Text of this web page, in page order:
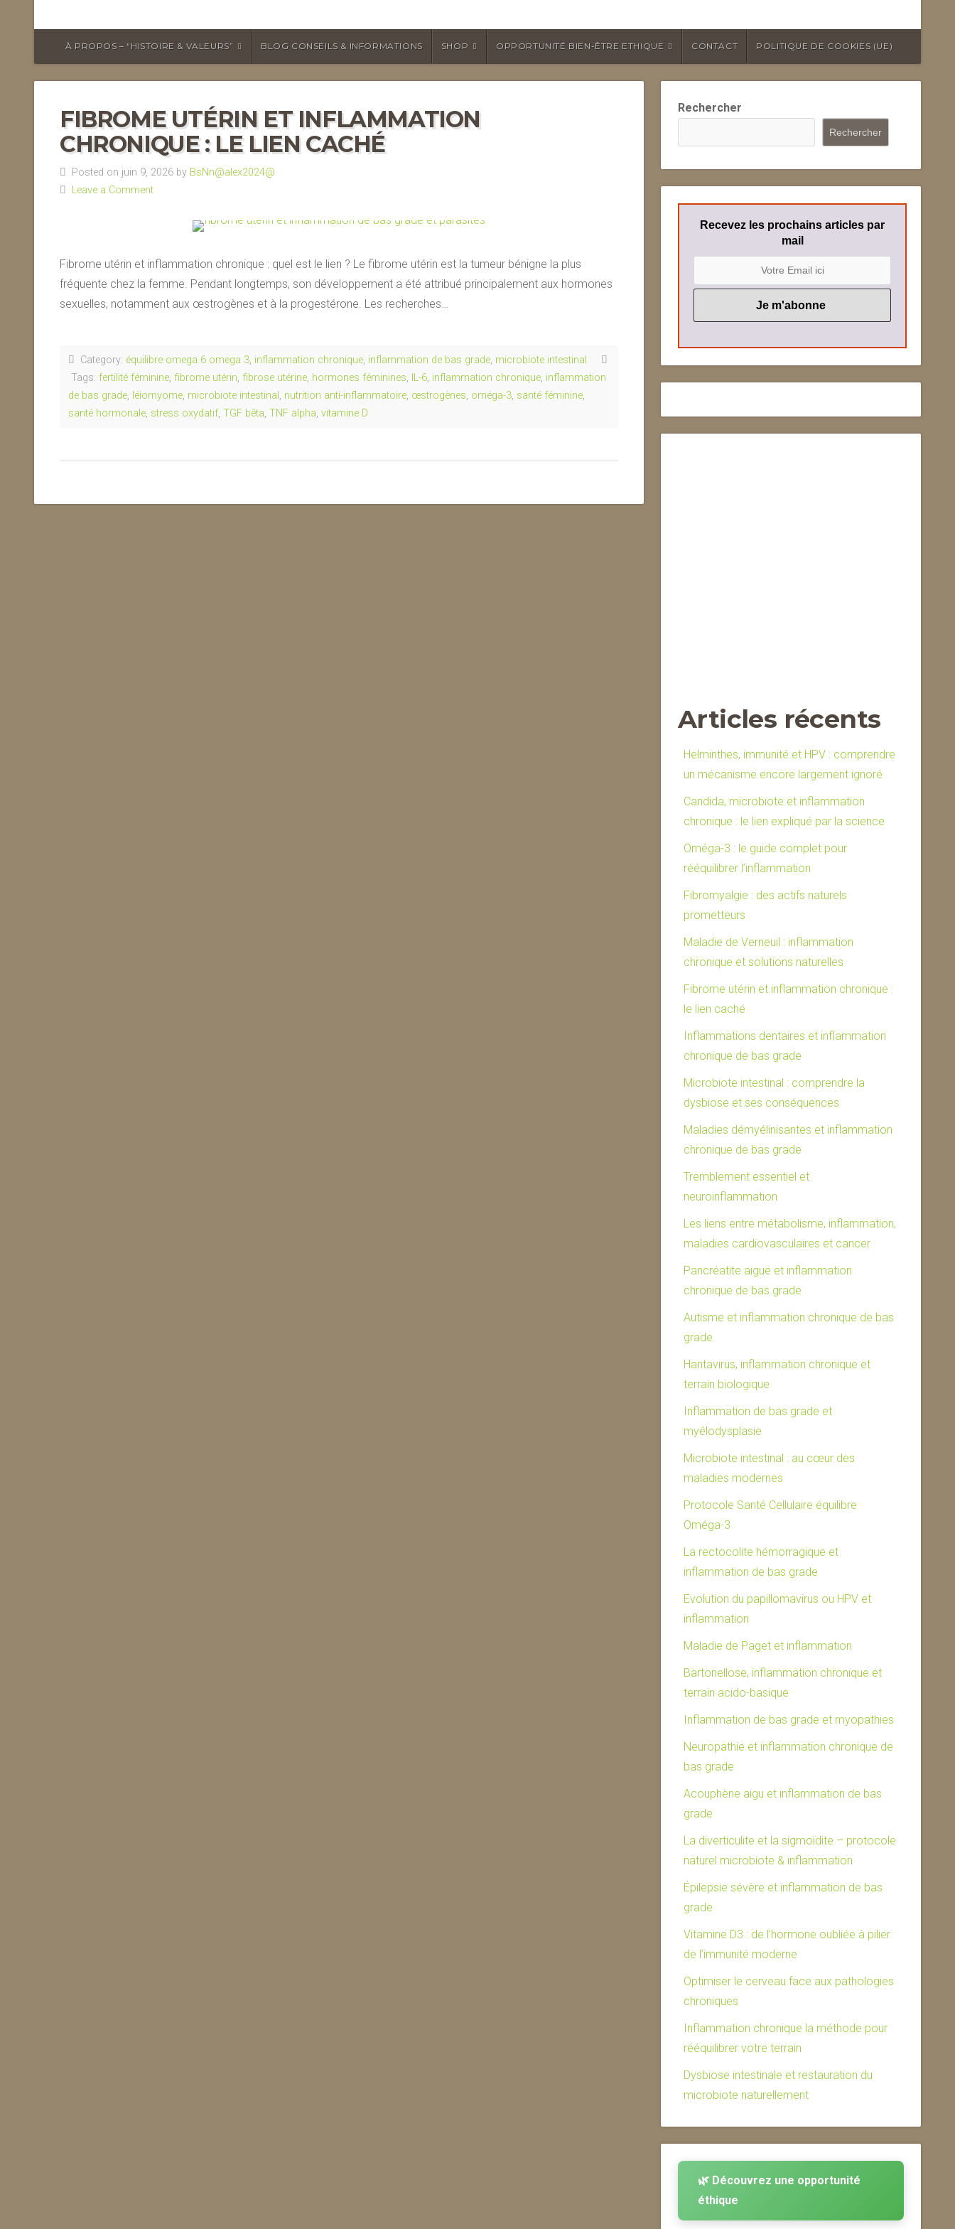
À PROPOS – “HISTOIRE & VALEURS” BLOG CONSEILS & INFORMATIONS SHOP OPPORTUNITÉ BIEN-ÊTRE ETHIQUE CONTACT POLITIQUE DE COOKIES (UE)
FIBROME UTÉRIN ET INFLAMMATION
CHRONIQUE : LE LIEN CACHÉ
Posted on juin 9, 2026 by BsNn@alex2024@
Leave a Comment
Fibrome utérin et inflammation chronique : quel est le lien ? Le fibrome utérin est la tumeur bénigne la plus
fréquente chez la femme. Pendant longtemps, son développement a été attribué principalement aux hormones
sexuelles, notamment aux œstrogènes et à la progestérone. Les recherches…
Category: équilibre omega 6 omega 3, inflammation chronique, inflammation de bas grade, microbiote intestinal
Tags: fertilité féminine, fibrome utérin, fibrose utérine, hormones féminines, IL-6, inflammation chronique, inflammation
de bas grade, léiomyome, microbiote intestinal , nutrition anti-inflammatoire, œstrogènes, oméga-3, santé féminine,
santé hormonale, stress oxydatif, TGF bêta, TNF alpha, vitamine D
Rechercher
Rechercher
Recevez les prochains articles par
mail
Articles récents
Helminthes, immunité et HPV : comprendre
un mécanisme encore largement ignoré
Candida, microbiote et inflammation
chronique : le lien expliqué par la science
Oméga-3 : le guide complet pour
rééquilibrer l’inflammation
Fibromyalgie : des actifs naturels
prometteurs
Maladie de Verneuil : inflammation
chronique et solutions naturelles
Fibrome utérin et inflammation chronique :
le lien caché
Inflammations dentaires et inflammation
chronique de bas grade
Microbiote intestinal : comprendre la
dysbiose et ses conséquences
Maladies démyélinisantes et inflammation
chronique de bas grade
Tremblement essentiel et
neuroinflammation
Les liens entre métabolisme, inflammation,
maladies cardiovasculaires et cancer
Pancréatite aiguë et inflammation
chronique de bas grade
Autisme et inflammation chronique de bas
grade
Hantavirus, inflammation chronique et
terrain biologique
Inflammation de bas grade et
myélodysplasie
Microbiote intestinal : au cœur des
maladies modernes
Protocole Santé Cellulaire équilibre
Oméga-3
La rectocolite hémorragique et
inflammation de bas grade
Evolution du papillomavirus ou HPV et
inflammation
Maladie de Paget et inflammation
Bartonellose, inflammation chronique et
terrain acido-basique
Inflammation de bas grade et myopathies
Neuropathie et inflammation chronique de
bas grade
Acouphène aigu et inflammation de bas
grade
La diverticulite et la sigmoïdite – protocole
naturel microbiote & inflammation
Épilepsie sévère et inflammation de bas
grade
Vitamine D3 : de l’hormone oubliée à pilier
de l’immunité moderne
Optimiser le cerveau face aux pathologies
chroniques
Inflammation chronique la méthode pour
rééquilibrer votre terrain
Dysbiose intestinale et restauration du
microbiote naturellement
🌿 Découvrez une opportunité
éthique